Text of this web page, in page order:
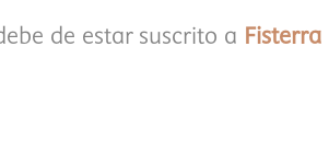
de estar suscrito a Fisterra